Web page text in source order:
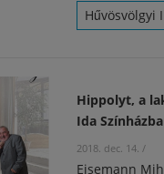
Hűvösvölgyi
Hippolyt, a
Ida
2018. dec. 14. /
Eisemann